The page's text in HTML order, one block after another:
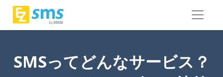
SMSってどんなサービス？